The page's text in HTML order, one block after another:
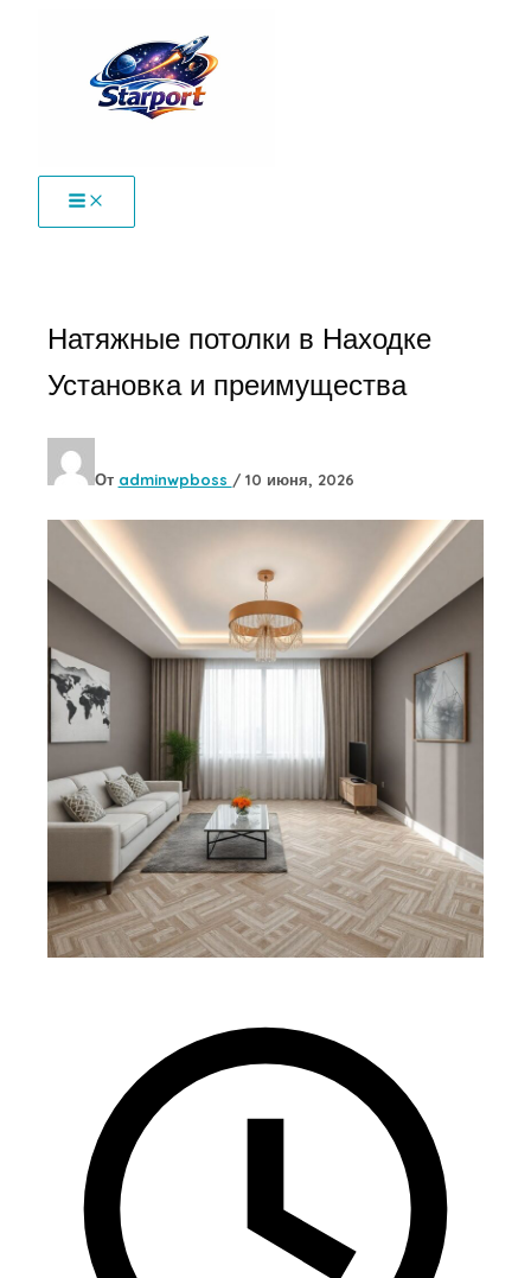
содержимому
Натяжные потолки в Находке
Установка и преимущества
От adminwpboss / 10 июня, 2026